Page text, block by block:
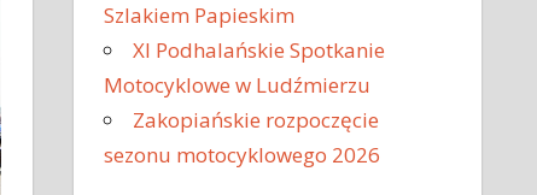
Szlakiem Papieskim
XI Podhalańskie Spotkanie
Motocyklowe w Ludźmierzu
Zakopiańskie rozpoczęcie
sezonu motocyklowego 2026